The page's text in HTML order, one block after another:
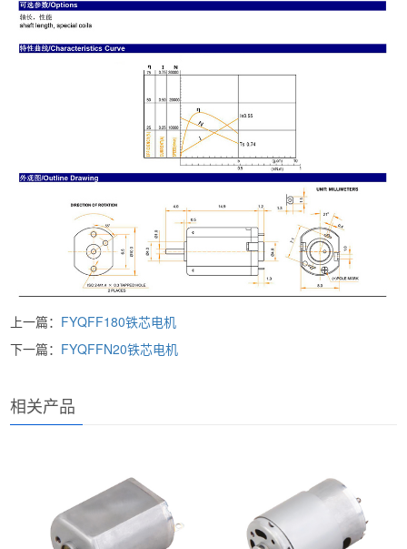
上一篇： FYQFF180铁芯电机
下一篇： FYQFFN20铁芯电机
相关产品